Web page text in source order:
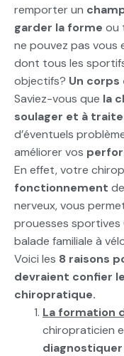
remporter un
garder la forme ou
ne pouvez pas vous
dont tous les
objectifs? Un corps
Saviez-vous que la
soulager et à
d’éventuels
améliorer vos
En effet, votre
fonctionnement
nerveux, vous
prouesses
balade familiale à
Voici les 8 raisons
devraient confier
chiropratique.
La formation
chiropraticien
diagnostiquer